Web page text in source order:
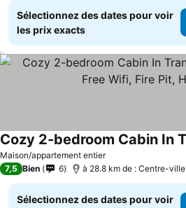
Sélectionnez des dates pour voir
les prix exacts
Maison/appartement entier
Consulter les prix
7,5 Bien 6 à 28.8 km de : Centre-ville
Sélectionnez des dates pour voir